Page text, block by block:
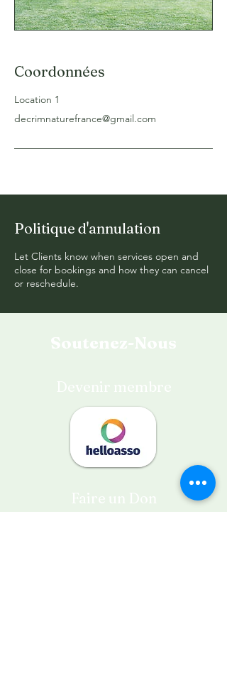
Coordonnées
Location 1
decrimnaturefrance@gmail.com
Politique d'annulation
Let Clients know when services open and
close for bookings and how they can cancel
or reschedule.